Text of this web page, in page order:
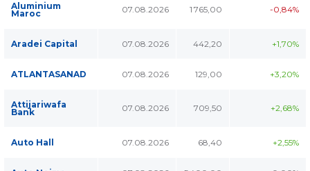
Aluminium
Maroc 07.08.2026 1 765,00 -0,84%
Aradei Capital 07.08.2026 442,20 +1,70%
ATLANTASANAD 07.08.2026 129,00 +3,20%
Attijariwafa
Bank 07.08.2026 709,50 +2,68%
Auto Hall 07.08.2026 68,40 +2,55%